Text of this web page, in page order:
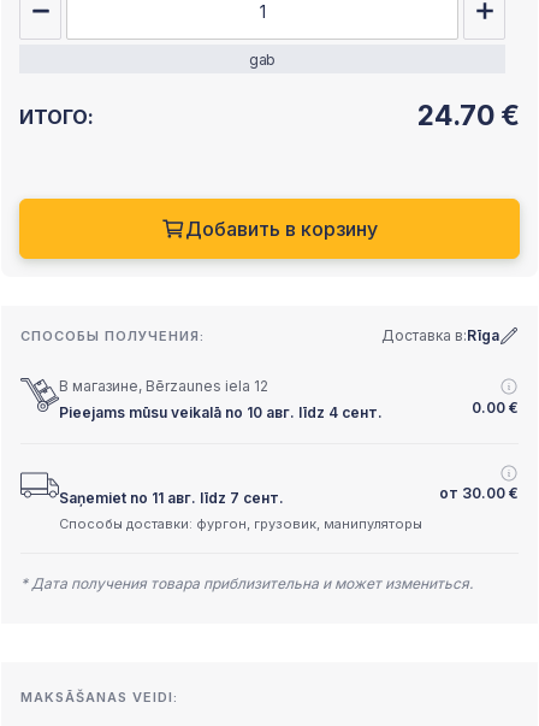
gab
ИТОГО: 24.70 €
Добавить в корзину
СПОСОБЫ ПОЛУЧЕНИЯ: Доставка в:Rīga
В магазине, Bērzaunes iela 12
Pieejams mūsu veikalā no 10 авг. līdz 4 сент.
0.00 €
Saņemiet no 11 авг. līdz 7 сент. от 30.00 €
Способы доставки: фургон, грузовик, манипуляторы
* Дата получения товара приблизительна и может измениться.
MAKSĀŠANAS VEIDI: